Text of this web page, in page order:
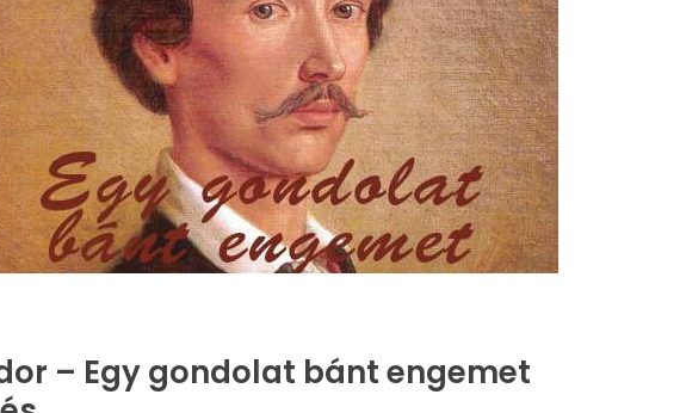
– Egy gondolat bánt engemet